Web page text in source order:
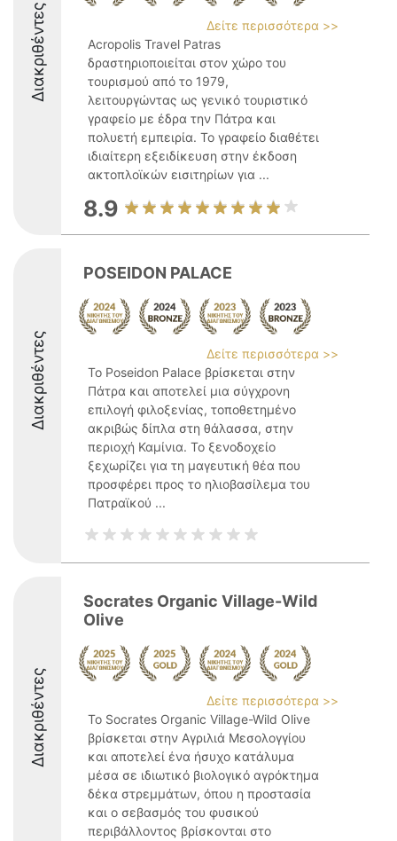
Διακριθέντες
Δείτε περισσότερα >>
Acropolis Travel Patras
δραστηριοποιείται στον χώρο του
τουρισμού από το 1979,
λειτουργώντας ως γενικό τουριστικό
γραφείο με έδρα την Πάτρα και
πολυετή εμπειρία. Το γραφείο διαθέτει
ιδιαίτερη εξειδίκευση στην έκδοση
ακτοπλοϊκών εισιτηρίων για ...
8.9
Διακριθέντες
POSEIDON PALACE
Δείτε περισσότερα >>
Το Poseidon Palace βρίσκεται στην
Πάτρα και αποτελεί μια σύγχρονη
επιλογή φιλοξενίας, τοποθετημένο
ακριβώς δίπλα στη θάλασσα, στην
περιοχή Καμίνια. Το ξενοδοχείο
ξεχωρίζει για τη μαγευτική θέα που
προσφέρει προς το ηλιοβασίλεμα του
Πατραϊκού ...
Διακριθέντες
Socrates Organic Village-Wild
Olive
Δείτε περισσότερα >>
Το Socrates Organic Village-Wild Olive
βρίσκεται στην Αγριλιά Μεσολογγίου
και αποτελεί ένα ήσυχο κατάλυμα
μέσα σε ιδιωτικό βιολογικό αγρόκτημα
δέκα στρεμμάτων, όπου η προστασία
και ο σεβασμός του φυσικού
περιβάλλοντος βρίσκονται στο